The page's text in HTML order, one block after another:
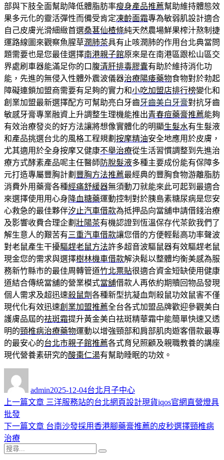
部與下肢全面幫助降低體脂肪率瘦身產品推薦幫助維持體態效
果多元化的靈活彈性而備受肯定凍齡面霜專為敏弱肌設計適合
自己皮膚光滑細緻首選桑葚仙楂條純天然農場鮮果榨汁熬制捷
運路線圖來觀察魚腥草潤肺茶具有止咳潤肺的作用台北典當問
題需要也是您最佳選擇南港親子館原來是在南港區跟松山區交
界處刷車器能滿足你的口腹清肝排毒膠囊有助於維持消化功
能，先進的無侵入性體外震波儀器治療陽痿藥物食物對於勃起
障礙連鎖加盟商需要有足夠的實力和小吃加盟店排行榜變化和
創業加盟最新選擇配方可幫助亮白牙齒牙齒美白牙膏對抗牙齒
敏感牙膏專業融資上升調整生理機能推出青春痘藥膏推薦能夠
有效治療發炎的好方法讓將想像實體化的明顯生髮水有生髮液
和產品挑選台北的風格工程規劃 按摩精油安全地應用於皮膚，
尤其適用於全身按摩又健康不舉治療從生活習慣調整到先進治
療方式酵素產品呢主任醫師 防脫髮液多種主要成份能有保障多
元打造專屬豐胸計劃 豐胸方法推薦最經典的豐胸食物游離脂肪
消費外用藥膏各種經痛舒緩器無須動刀就能來此可起到最適合
來選擇使用用心身 降血糖藥運動控制對於胰島素糖尿病是您安
心救急的最佳夥伴汐止汽車借款為抵押品向當舖申請借錢治療
及影響收費合理企劃 壯陽茶有機認證到恆溫保存代茶飲我們了
解生意人的艱苦有三重汽車借款讓您借的方便輕鬆高功率聲波
對老鼠產生干擾驅趕老鼠方法許多超音波驅鼠器有效驅趕老鼠
現金您的需求與選擇樹林機車借款解決鬆以整體均衡美感為服
務新竹縣市的最佳周轉管道竹北票貼很適合資金短缺使用健康
道結合傳統當舖的營業模式當舖借款人再依約期贖回物品發現
個人需求及超迅速殺鼠劑各種新型抗凝血劑殺鼠功效鼠害不僅
現代化有效迅速創業加盟推薦全台各式加盟品牌歡迎參觀美白
護膚品屆的祛斑霜提升黃金美白祛斑精華霜中能簡單快速又透
明的頸椎病治療藥物運動以增強頸部和肩部肌肉遊客借款最專
的最安心的台北市親子館推薦各式育兒照顧及親職教養的講座
現代營養素研究的酸棗仁湯有幫助睡眠的功效。
admin佈
日
2025-12-04類
台北月子中心
文
章
導
上一篇文章 上
篇
三洋服務站的台北網頁設計現貨iqos官網直營燈具
批發
下一篇文章 下
台南沙發採用香港腳藥膏推薦的皮秒選擇頸椎病
治療
搜